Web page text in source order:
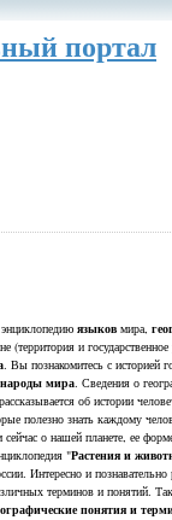
портал
языков мира,
и
. Вы познакомитесь с историей
мира. Сведения о
об истории
полезно знать каждому
о нашей планете, ее
"Растения и
Интересно и познавательно
терминов и понятий.
понятия и